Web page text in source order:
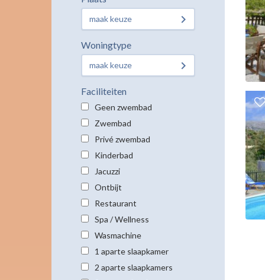
maak keuze
Woningtype
maak keuze
Faciliteiten
Geen zwembad
Zwembad
Privé zwembad
Kinderbad
Jacuzzi
Ontbijt
Restaurant
Spa / Wellness
Wasmachine
1 aparte slaapkamer
2 aparte slaapkamers